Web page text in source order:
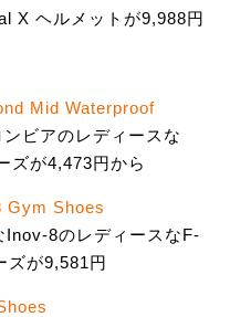
X ヘルメットが9,988円
Mid Waterproof
ビアのレディースな
ズが4,473円から
Gym Shoes
Inov-8のレディースなF-
ズが9,581円